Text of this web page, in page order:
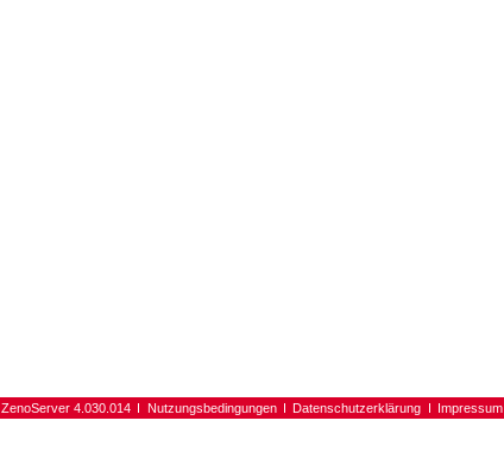
ZenoServer 4.030.014 Nutzungsbedingungen Datenschutzerklärung Impressum